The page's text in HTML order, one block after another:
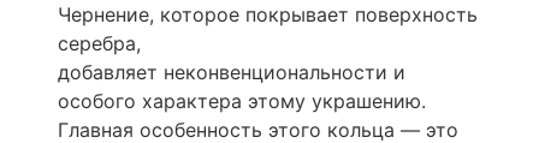
Чернение, которое покрывает поверхность
серебра,
добавляет неконвенциональности и
особого характера этому украшению.
Главная особенность этого кольца — это